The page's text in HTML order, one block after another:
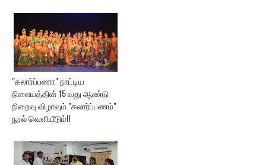
"கலார்ப்பணா" நாட்டிய
நிலையத்தின் 15 வது ஆண்டு
நிறைவு விழாவும் "கலார்ப்பணம்"
நூல் வெளியீடும்!!